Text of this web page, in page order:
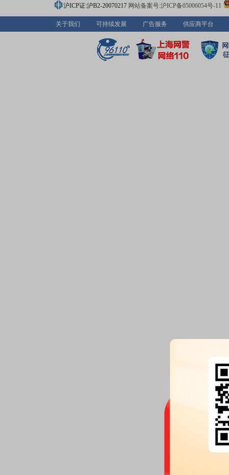
沪ICP证:沪B2-20070217 网站备案号:沪ICP备05006054号-11
关于我们 可持续发展 广告服务 供应商平台